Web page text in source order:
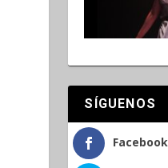
SÍGUENOS
Facebook